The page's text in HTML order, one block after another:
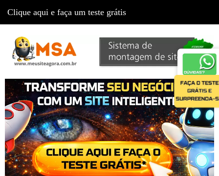
Clique aqui e faça um teste grátis